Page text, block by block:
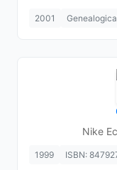
2001
Nike
1999 ISBN: